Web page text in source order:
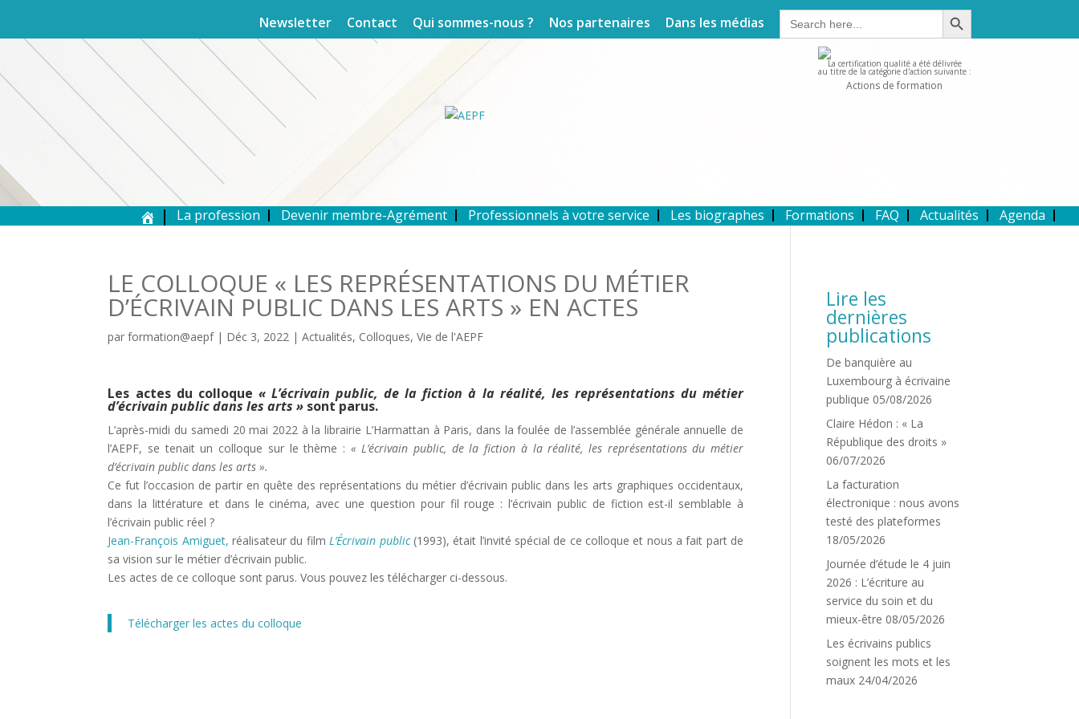
Newsletter Contact Qui sommes-nous ? Nos partenaires Dans les médias Search
for:
Search Button
La certification qualité a été délivrée
au titre de la catégorie d'action suivante :
Actions de formation
La profession Devenir membre-Agrément Professionnels à votre service Les biographes Formations FAQ Actualités Agenda
LE COLLOQUE « LES REPRÉSENTATIONS DU MÉTIER
D’ÉCRIVAIN PUBLIC DANS LES ARTS » EN ACTES
parformation@aepf| Déc 3, 2022 |Actualités, Colloques,Vie de l'AEPF
Les actes du colloque « L’écrivain public, de la fiction à la réalité, les représentations du métier
d’écrivain public dans les arts » sont parus.
L’après-midi du samedi 20 mai 2022 à la librairie L’Harmattan à Paris, dans la foulée de l’assemblée générale annuelle de
l’AEPF, se tenait un colloque sur le thème : « L’écrivain public, de la fiction à la réalité, les représentations du métier
d’écrivain public dans les arts ».
Ce fut l’occasion de partir en quête des représentations du métier d’écrivain public dans les arts graphiques occidentaux,
dans la littérature et dans le cinéma, avec une question pour fil rouge : l’écrivain public de fiction est-il semblable à
l’écrivain public réel ?
Jean-François Amiguet, réalisateur du filmL’Écrivain public(1993), était l’invité spécial de ce colloque et nous a fait part de
sa vision sur le métier d’écrivain public.
Les actes de ce colloque sont parus. Vous pouvez les télécharger ci-dessous.
Télécharger les actes du colloque
Lire les
dernières
publications
De banquière au
Luxembourg à écrivaine
publique 05/08/2026
Claire Hédon : « La
République des droits »
06/07/2026
La facturation
électronique : nous avons
testé des plateformes
18/05/2026
Journée d’étude le 4 juin
2026 : L’écriture au
service du soin et du
mieux-être 08/05/2026
Les écrivains publics
soignent les mots et les
maux 24/04/2026